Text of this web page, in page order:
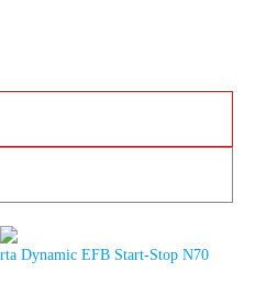
Dynamic EFB Start-Stop N70